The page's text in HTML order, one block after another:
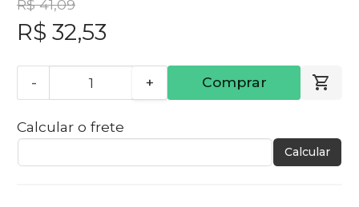
R$ 41,09
R$ 32,53
- + Comprar
Calcular o frete
Calcular